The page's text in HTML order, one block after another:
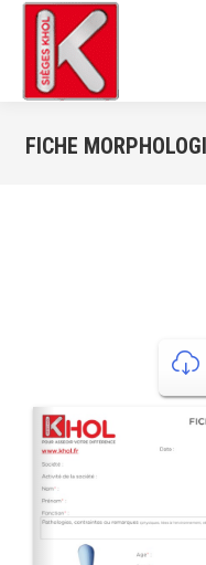
FICHE